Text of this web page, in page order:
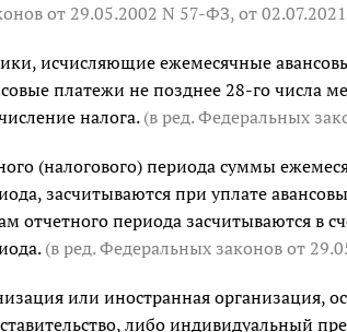
от 29.05.2002 N 57-ФЗ, от
исчисляющие ежемесячные
платежи не позднее 28-го числа
налога.(в ред. Федеральных
(налогового) периода суммы
засчитываются при уплате
отчетного периода засчитываются в
(в ред. Федеральных законов от
или иностранная организация,
либо индивидуальный